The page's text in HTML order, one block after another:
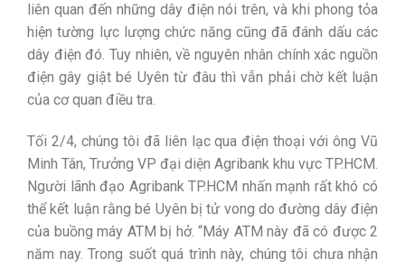
liên quan đến những dây điện nói trên, và khi phong tỏa
hiện tường lực lượng chức năng cũng đã đánh dấu các
dây điện đó. Tuy nhiên, về nguyên nhân chính xác nguồn
điện gây giật bé Uyên từ đâu thì vẫn phải chờ kết luận
của cơ quan điều tra.
Tối 2/4, chúng tôi đã liên lạc qua điện thoại với ông Vũ
Minh Tân, Trưởng VP đại diện Agribank khu vực TP.HCM.
Người lãnh đạo Agribank TP.HCM nhấn mạnh rất khó có
thể kết luận rằng bé Uyên bị tử vong do đường dây điện
của buồng máy ATM bị hở. “Máy ATM này đã có được 2
năm nay. Trong suốt quá trình này, chúng tôi chưa nhận